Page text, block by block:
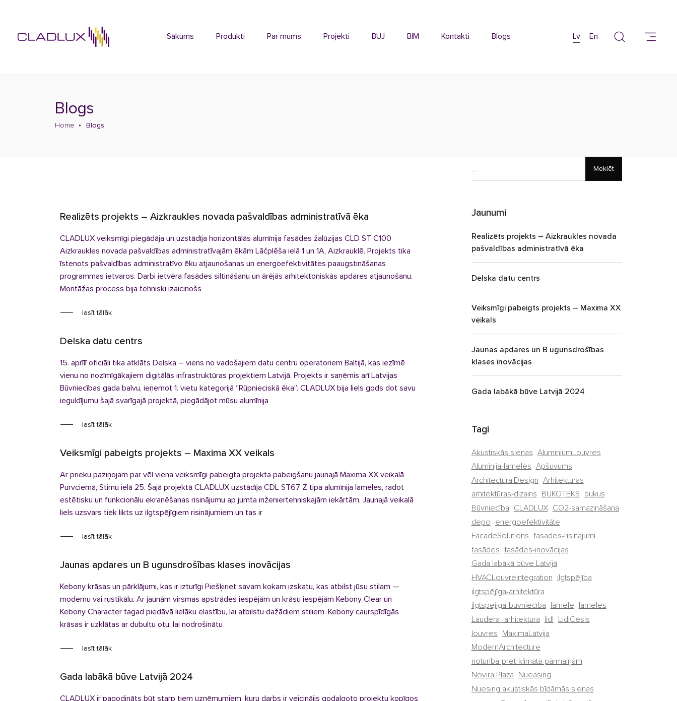
Sākums Produkti Par mums Projekti BUJ BIM Kontakti Blogs Lv En
Blogs
Home Blogs
Realizēts projekts – Aizkraukles novada pašvaldības administratīvā ēka
CLADLUX veiksmīgi piegādāja un uzstādīja horizontālās alumīnija fasādes žalūzijas CLD ST C100
Aizkraukles novada pašvaldības administratīvajām ēkām Lāčplēša ielā 1 un 1A, Aizkrauklē. Projekts tika
īstenots pašvaldības administratīvo ēku atjaunošanas un energoefektivitātes paaugstināšanas
programmas ietvaros. Darbi ietvēra fasādes siltināšanu un ārējās arhitektoniskās apdares atjaunošanu.
Montāžas process bija tehniski izaicinošs
lasīt tālāk
Delska datu centrs
15. aprīlī oficiāli tika atklāts Delska – viens no vadošajiem datu centru operatoriem Baltijā, kas iezīmē
vienu no nozīmīgākajiem digitālās infrastruktūras projektiem Latvijā. Projekts ir saņēmis arī Latvijas
Būvniecības gada balvu, ieņemot 1. vietu kategorijā “Rūpnieciskā ēka”. CLADLUX bija liels gods dot savu
ieguldījumu šajā svarīgajā projektā, piegādājot mūsu alumīnija
lasīt tālāk
Veiksmīgi pabeigts projekts – Maxima XX veikals
Ar prieku paziņojam par vēl viena veiksmīgi pabeigta projekta pabeigšanu jaunajā Maxima XX veikalā
Purvciemā, Stirnu ielā 25. Šajā projektā CLADLUX uzstādīja CDL ST67 Z tipa alumīnija lameles, radot
estētisku un funkcionālu ekranēšanas risinājumu ap jumta inženiertehniskajām iekārtām. Jaunajā veikalā
liels uzsvars tiek likts uz ilgtspējīgiem risinājumiem un tas ir
lasīt tālāk
Jaunas apdares un B ugunsdrošības klases inovācijas
Kebony krāsas un pārklājumi, kas ir izturīgi Piešķiriet savam kokam izskatu, kas atbilst jūsu stilam —
modernu vai rustikālu. Ar jaunām virsmas apstrādes iespējām un krāsu iespējām Kebony Clear un
Kebony Character tagad piedāvā lielāku elastību, lai atbilstu dažādiem stiliem. Kebony caurspīdīgās
krāsas ir uzklātas ar dubultu otu, lai nodrošinātu
lasīt tālāk
Gada labākā būve Latvijā 2024
CLADLUX ir pagodināts būt starp tiem uzņēmumiem, kuru darbs ir veicinājis godalgoto projektu kopīgos
Meklēt
Jaunumi
Realizēts projekts – Aizkraukles novada
pašvaldības administratīvā ēka
Delska datu centrs
Veiksmīgi pabeigts projekts – Maxima XX
veikals
Jaunas apdares un B ugunsdrošības
klases inovācijas
Gada labākā būve Latvijā 2024
Tagi
Akustiskās sienas AluminiumLouvres
Alumīnija-lameles Apšuvums
ArchitecturalDesign Arhitektūras
arhitektūras-dizains BUKOTEKS bukus
Būvniecība CLADLUX CO2-samazināšana
depo energoefektivitāte
FacadeSolutions fasades-risinajumi
fasādes fasādes-inovācijas
Gada labākā būve Latvijā
HVACLouvreIntegration ilgtspējība
ilgtspējīga-arhitektūra
ilgtspējīga-būvniecība lamele lameles
Laudera -arhitektura lidl LidlCēsis
louvres MaximaLatvija
ModernArchitecture
noturība-pret-klimata-pārmaiņām
Novira Plaza Nueasing
Nuesing akustiskās bīdāmās sienas